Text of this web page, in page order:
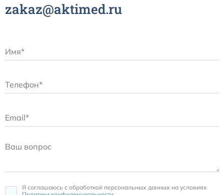
zakaz@aktimed.ru
Я соглашаюсь c обработкой персональных данных на условиях